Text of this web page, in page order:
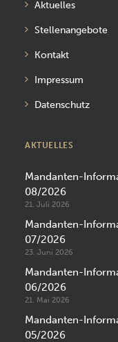
Aktuelles
Stellenangebote
Kontakt
Impressum
Datenschutz
AKTUELLES
Mandanten-
08/2026
21. Juli 2026
Mandanten-
07/2026
23. Juni 2026
Mandanten-
06/2026
21. Mai 2026
Mandanten-
05/2026